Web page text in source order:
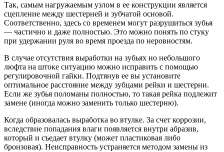
Так, самым нагружаемым узлом в ее конструкции является
сцепление между шестерней и зубчатой основой.
Соответственно, здесь со временем могут разрушиться зубья
— частично и даже полностью. Это можно понять по стуку
при удержании руля во время проезда по неровностям.
В случае отсутствия выработки на зубьях но небольшого
люфта на штоке ситуацию можно исправить с помощью
регулировочной гайки. Подтянув ее вы установите
оптимальное расстояние между зубцами рейки и шестерни.
Если же зубья поломаны полностью, то такая рейка подлежит
замене (иногда можно заменить только шестерню).
Когда образовалась выработка во втулке. За счет коррозии,
вследствие попадания влаги появляется внутри абразив,
который и съедает втулку (может пластиковая либо
бронзовая). Неисправность устраняется методом замены из